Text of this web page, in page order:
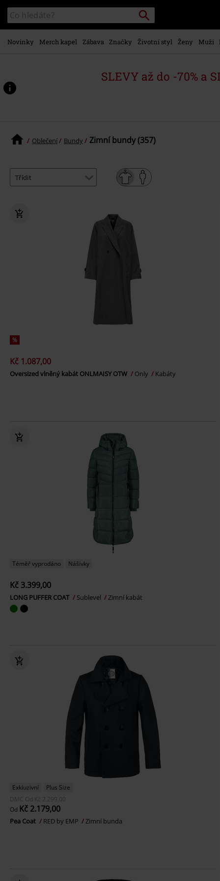
hlavnímu
obsahu
Katalog
vyhledávání
Vyhledávání
Novinky Merch kapel Zábava Značky Životní styl Ženy Muži
SLEVY až do -70% a
Oblečení Bundy Zimní bundy (357)
%
Kč 1.087,00
Oversized vlněný kabát ONLMAISY OTW Only Kabáty
Téměř vyprodáno Nášivky
Kč 3.399,00
LONG PUFFER COAT Sublevel Zimní kabát
Exkluzivní
Plus Size
DMC Od Kč 2.299,00
Od Kč 2.179,00
Pea Coat RED by EMP Zimní bunda